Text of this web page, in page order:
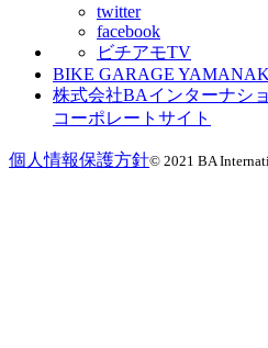
twitter
facebook
ビチアモTV
BIKE GARAGE
株式会社BAインターナシ
コーポレートサイト
個人情報保護方針© 2021 BA